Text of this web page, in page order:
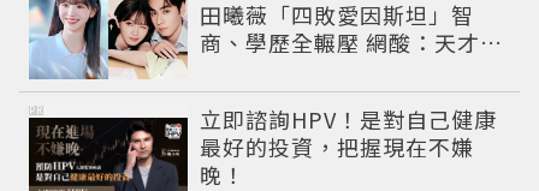
田曦薇「四敗愛因斯坦」智
商、學歷全輾壓 網酸：天才全
立即諮詢HPV！是對自己健康
最好的投資，把握現在不嫌
晚！
PR